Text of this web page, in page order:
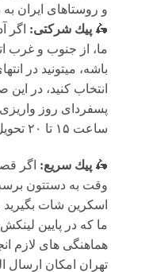
و روستاهای ایران
🛵 پيك شرکتی: اگر
ما، از جنوب و غرب
باشه، میتونید در
انتخاب کنید، در
پسفردای روز
ساعت ۱۵ تا ٢٠ تحويل شما مى شود.
🛵 پيك سریع: اگر
وقت به دستتون
اسکرین شات
ما که در پایین
هماهنگی های لازم
تهران امکان ارسال